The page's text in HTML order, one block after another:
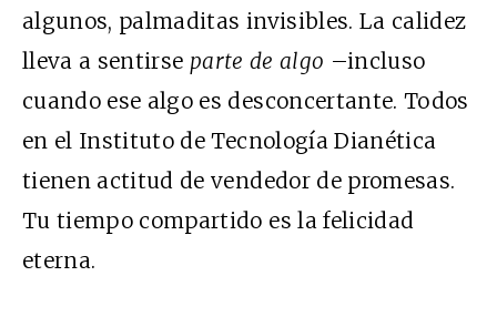
algunos, palmaditas invisibles. La calidez
lleva a sentirse parte de algo –incluso
cuando ese algo es desconcertante. Todos
en el Instituto de Tecnología Dianética
tienen actitud de vendedor de promesas.
Tu tiempo compartido es la felicidad
eterna.